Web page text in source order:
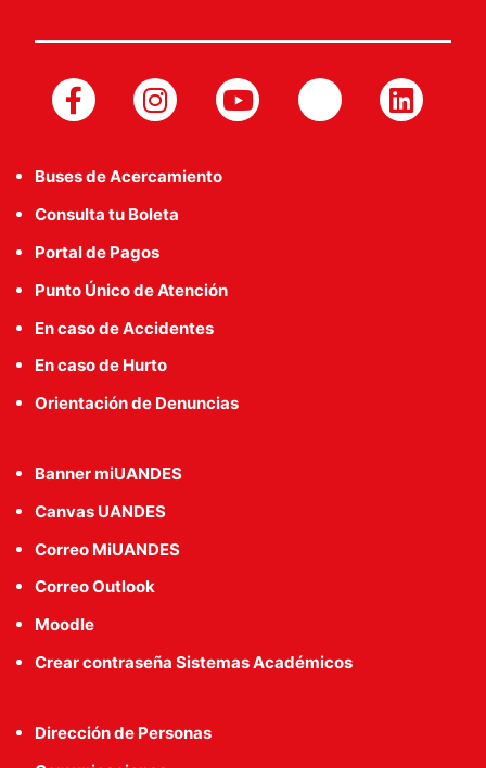
Buses de Acercamiento
Consulta tu Boleta
Portal de Pagos
Punto Único de Atención
En caso de Accidentes
En caso de Hurto
Orientación de Denuncias
Banner miUANDES
Canvas UANDES
Correo MiUANDES
Correo Outlook
Moodle
Crear contraseña Sistemas Académicos
Dirección de Personas